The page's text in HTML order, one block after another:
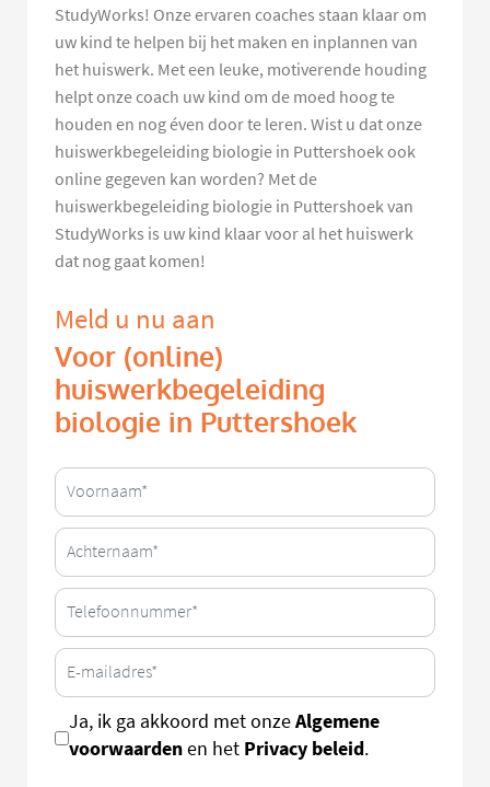
StudyWorks! Onze ervaren coaches staan klaar om
uw kind te helpen bij het maken en inplannen van
het huiswerk. Met een leuke, motiverende houding
helpt onze coach uw kind om de moed hoog te
houden en nog éven door te leren. Wist u dat onze
huiswerkbegeleiding biologie in Puttershoek ook
online gegeven kan worden? Met de
huiswerkbegeleiding biologie in Puttershoek van
StudyWorks is uw kind klaar voor al het huiswerk
dat nog gaat komen!
Meld u nu aan
Voor (online)
huiswerkbegeleiding
biologie in Puttershoek
Ja, ik ga akkoord met onzeAlgemene
voorwaardenen het Privacy beleid.